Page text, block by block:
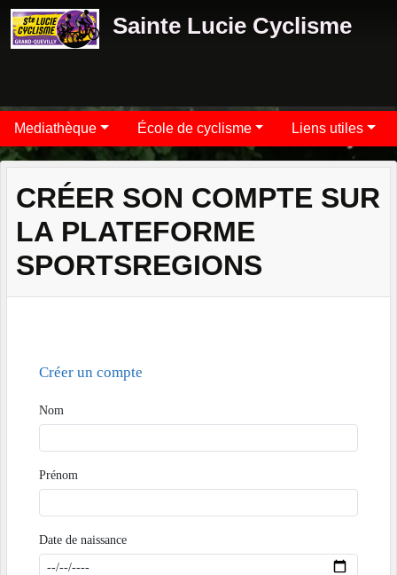
Sainte Lucie Cyclisme
Mediathèque École de cyclisme Liens utiles
CRÉER SON COMPTE SUR
LA PLATEFORME
SPORTSREGIONS
Créer un compte
Nom
Prénom
Date de naissance
Panneau de gestion des cookies